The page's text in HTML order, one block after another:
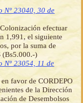
Nº 23040, 30 de
efectuar
1,991, el siguiente
por la suma de
)
Nº 23054, 11 de
favor de CORDEPO
de la Dirección
de Desembolsos